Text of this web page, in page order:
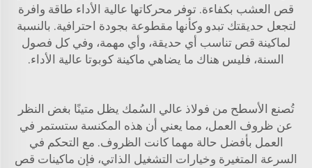
قص العشب بكفاءة. توفر محركاتها عالية الأداء طاقة وافرة
لتجعل حديقتك تبدو وكأنها مقطوعة بجودة احترافية. بالنسبة
لماكينة قص تناسب أي حديقة، وأي مهمة، وفي كل فصول
السنة، فليس هناك ما يضاهي ماكينة كوبوتا عالية الأداء.
تُصنع الأسطح من فولاذ عالي السُمك يظل متينًا بغض النظر
عن ظروف العمل، مما يعني أن هذه المكنسة ستستمر في
العمل بأفضل حالة مهما كانت الظروف. مع التحكم في
السرعة المتغيرة وخيارات التشغيل الذاتي، فإن ماكينات قص